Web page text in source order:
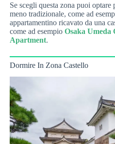
Se scegli questa zona puoi optare
meno tradizionale, come ad
appartamentino ricavato da una
come ad esempio Osaka Umeda
Apartment.
Dormire In Zona Castello